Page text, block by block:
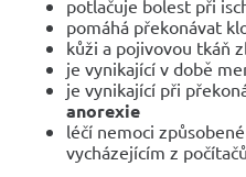
potlačuje bolest při
pomáhá překonávat
kůži a pojivovou tkáň
je vynikající v době
je vynikající při
anorexie
léčí nemoci
vycházejícím z počítačů